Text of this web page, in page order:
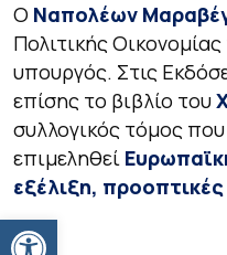
Ανοίξτε τη γραμμή εργαλείων
Ο Ναπολέων
Πολιτικής
υπουργός. Στις
επίσης το βιβλίο του
συλλογικός τόμος που
επιμεληθεί
εξέλιξη, προοπτικές